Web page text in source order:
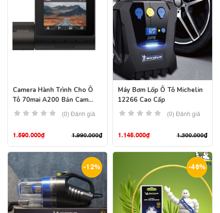
Camera Hành Trình Cho Ô
Tô 70mai A200 Bản Cam
Trước
(0) Đánh giá
1.990.000₫
1.590.000₫
Máy Bơm Lốp Ô Tô Michelin
12266 Cao Cấp
(0) Đánh giá
1.300.000₫
1.145.000₫
-12% -46%